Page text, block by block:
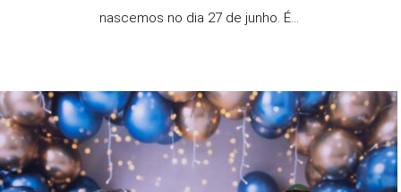
nascemos no dia 27 de junho. É...